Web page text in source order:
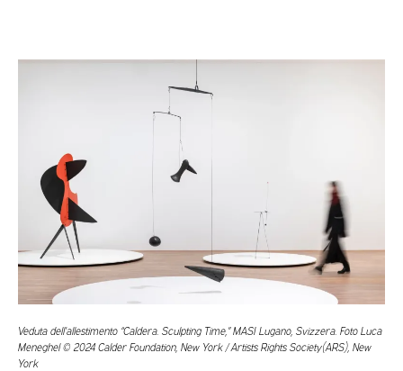
Veduta dell’allestimento “Caldera. Sculpting Time,” MASI Lugano, Svizzera. Foto Luca
Meneghel © 2024 Calder Foundation, New York / Artists Rights Society(ARS), New
York